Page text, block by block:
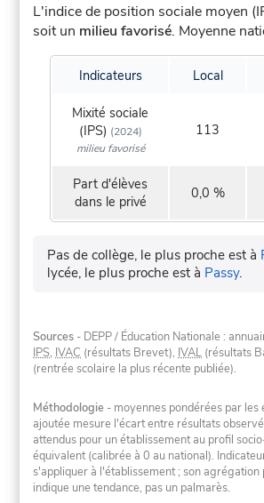
L'indice de position sociale moyen
soit un milieu favorisé. Moyenne
Indicateurs Local
Mixité sociale
(IPS) (2024)
milieu favorisé
113
Part d'élèves
dans le privé
0,0 %
Pas de collège, le plus proche est à
lycée, le plus proche est à Passy.
Sources - DEPP / Éducation Nationale :
IPS, IVAC (résultats Brevet), IVAL (résultats
(rentrée scolaire la plus récente publiée).
Méthodologie - moyennes pondérées par
ajoutée mesure l'écart entre résultats
attendus pour un établissement au profil
équivalent (calibrée à 0 au national).
s'appliquer à l'établissement ; son agrégation
indique une tendance, pas un palmarès.